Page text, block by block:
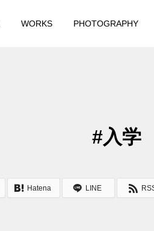
WORKS PHOTOGRAPHY
#入学
Hatena LINE